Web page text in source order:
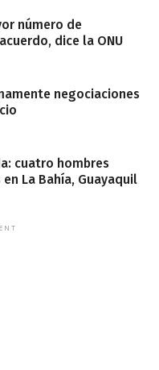
número de
dice la ONU
negociaciones
cuatro hombres
La Bahía, Guayaquil